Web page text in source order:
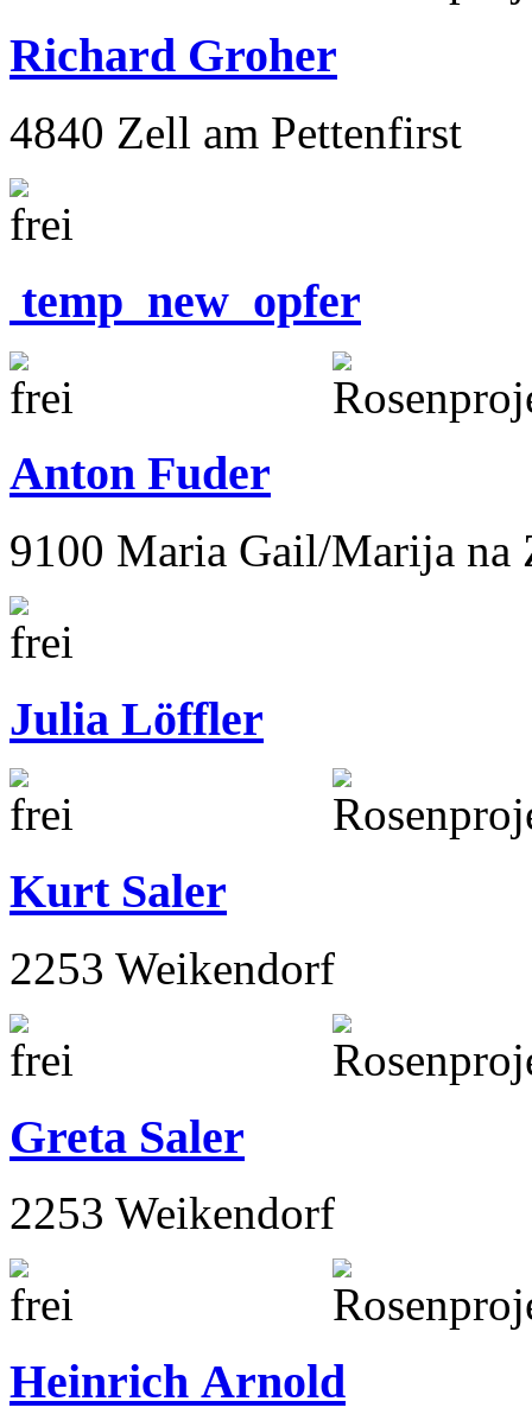
Richard Groher
4840 Zell am Pettenfirst
temp_new_opfer
Anton Fuder
9100 Maria Gail/Marija
Julia Löffler
Kurt Saler
2253 Weikendorf
Greta Saler
2253 Weikendorf
Heinrich Arnold